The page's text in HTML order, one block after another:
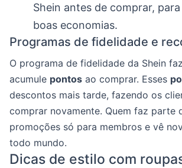
Shein antes de comprar,
boas economias.
Programas de fidelidade e
O programa de fidelidade da Shein
acumule pontos ao comprar. Esses
descontos mais tarde, fazendo os
comprar novamente. Quem faz parte
promoções só para membros e vê
todo mundo.
Dicas de estilo com